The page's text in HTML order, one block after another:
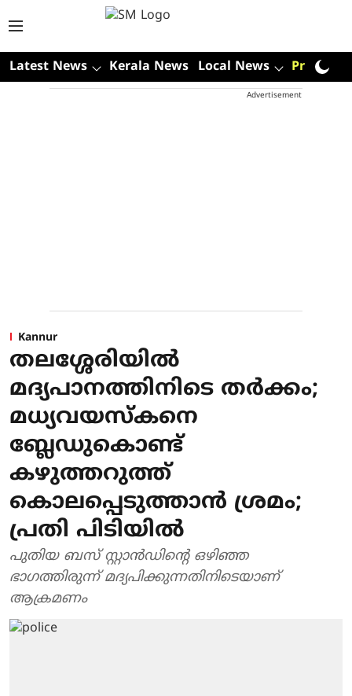
Latest News Kerala News Local News Premium
Advertisement
Kannur
തലശ്ശേരിയിൽ
മദ്യപാനത്തിനിടെ തർക്കം;
മധ്യവയസ്കനെ
ബ്ലേഡുകൊണ്ട്
കഴുത്തറുത്ത്
കൊലപ്പെടുത്താൻ ശ്രമം;
പ്രതി പിടിയിൽ
പുതിയ ബസ് സ്റ്റാൻഡിന്റെ ഒഴിഞ്ഞ
ഭാഗത്തിരുന്ന് മദ്യപിക്കുന്നതിനിടെയാണ്
ആക്രമണം